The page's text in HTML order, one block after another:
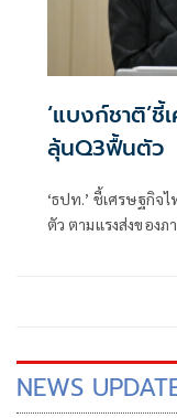
‘แบงก์ชาติ’
ลุ้นQ3ฟื้นตัว
‘ธปท.’ ชี้เศรษฐกิ
ตัว ตามแรงส่งของ
NEWS